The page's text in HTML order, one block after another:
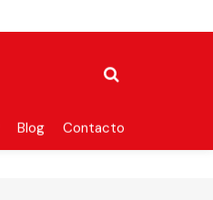
Blog Contacto